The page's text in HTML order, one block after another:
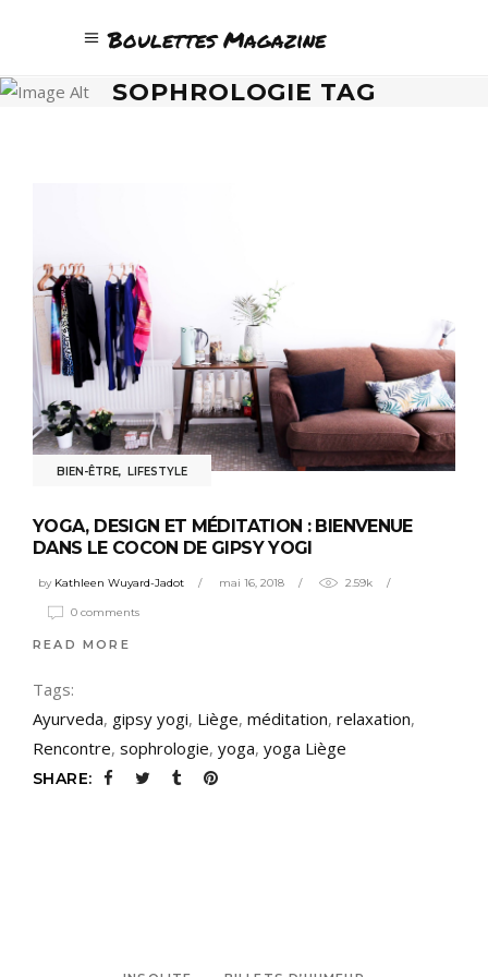
Boulettes Magazine
SOPHROLOGIE TAG
BIEN-ÊTRE, LIFESTYLE
YOGA, DESIGN ET MÉDITATION : BIENVENUE
DANS LE COCON DE GIPSY YOGI
by Kathleen Wuyard-Jadot mai 16, 2018 2.59k
0 comments
READ MORE
Tags:
Ayurveda, gipsy yogi, Liège, méditation, relaxation,
Rencontre, sophrologie, yoga, yoga Liège
SHARE: